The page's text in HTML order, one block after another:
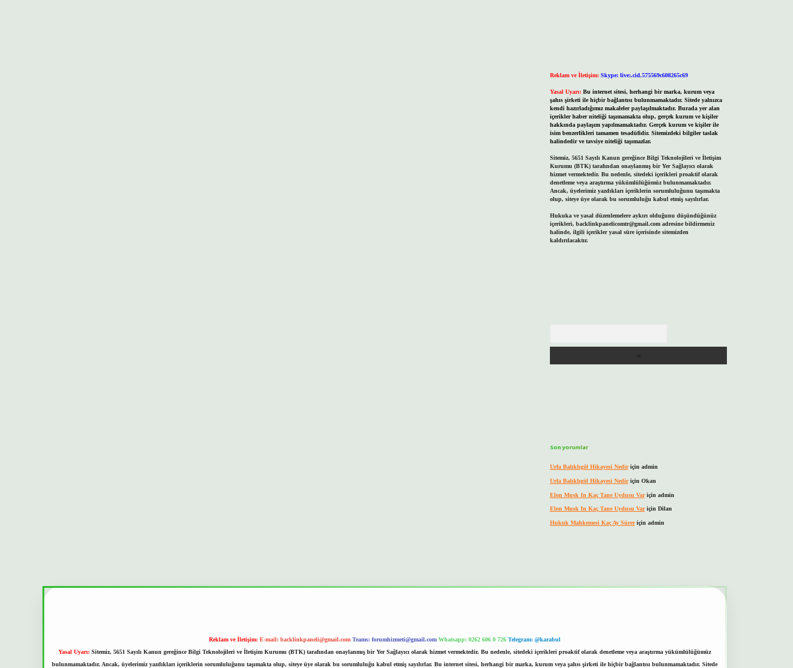
Reklam ve İletişim: Skype: live:.cid.575569c608265c69
Yasal Uyarı: Bu internet sitesi, herhangi bir marka, kurum veya
şahıs şirketi ile hiçbir bağlantısı bulunmamaktadır. Sitede yalnızca
kendi hazırladığımız makaleler paylaşılmaktadır. Burada yer alan
içerikler haber niteliği taşımamakta olup, gerçek kurum ve kişiler
hakkında paylaşım yapılmamaktadır. Gerçek kurum ve kişiler ile
isim benzerlikleri tamamen tesadüfidir. Sitemizdeki bilgiler taslak
halindedir ve tavsiye niteliği taşımazlar.
Sitemiz, 5651 Sayılı Kanun gereğince Bilgi Teknolojileri ve İletişim
Kurumu (BTK) tarafından onaylanmış bir Yer Sağlayıcı olarak
hizmet vermektedir. Bu nedenle, sitedeki içerikleri proaktif olarak
denetleme veya araştırma yükümlülüğümüz bulunmamaktadır.
Ancak, üyelerimiz yazdıkları içeriklerin sorumluluğunu taşımakta
olup, siteye üye olarak bu sorumluluğu kabul etmiş sayılırlar.
Hukuka ve yasal düzenlemelere aykırı olduğunu düşündüğünüz
içerikleri, backlinkpanelicomtr@gmail.comadresine bildirmeniz
halinde, ilgili içerikler yasal süre içerisinde sitemizden
kaldırılacaktır.
Son yorumlar
Urfa Balıklıgöl Hikayesi Nediriçin admin
Urfa Balıklıgöl Hikayesi Nediriçin Okan
Elon Musk In Kaç Tane Uydusu Variçin admin
Elon Musk In Kaç Tane Uydusu Variçin Dilan
Hukuk Mahkemesi Kaç Ay Süreriçin admin
Reklam ve İletişim: E-mail: backlinkpaneli@gmail.com Teams: forumhizmeti@gmail.com Whatsapp: 0262 606 0 726 Telegram: @karabul
Yasal Uyarı: Sitemiz, 5651 Sayılı Kanun gereğince Bilgi Teknolojileri ve İletişim Kurumu (BTK) tarafından onaylanmış bir Yer Sağlayıcı olarak hizmet vermektedir. Bu nedenle, sitedeki içerikleri proaktif olarak denetleme veya araştırma yükümlülüğümüz
bulunmamaktadır. Ancak, üyelerimiz yazdıkları içeriklerin sorumluluğunu taşımakta olup, siteye üye olarak bu sorumluluğu kabul etmiş sayılırlar. Bu internet sitesi, herhangi bir marka, kurum veya şahıs şirketi ile hiçbir bağlantısı bulunmamaktadır. Sitede